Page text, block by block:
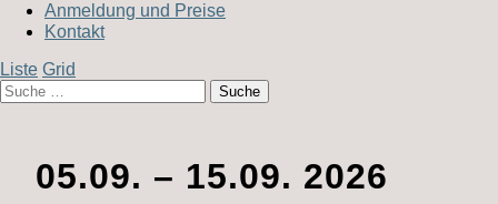
Anmeldung und Preise
Kontakt
Liste Grid
05.09. – 15.09. 2026